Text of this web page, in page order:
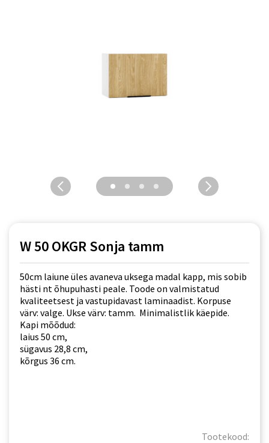
W 50 OKGR Sonja tamm
50cm laiune üles avaneva uksega madal kapp, mis sobib
hästi nt õhupuhasti peale. Toode on valmistatud
kvaliteetsest ja vastupidavast laminaadist. Korpuse
värv: valge. Ukse värv: tamm. Minimalistlik käepide.
Kapi mõõdud:
laius 50 cm,
sügavus 28,8 cm,
kõrgus 36 cm.
Tootekood: